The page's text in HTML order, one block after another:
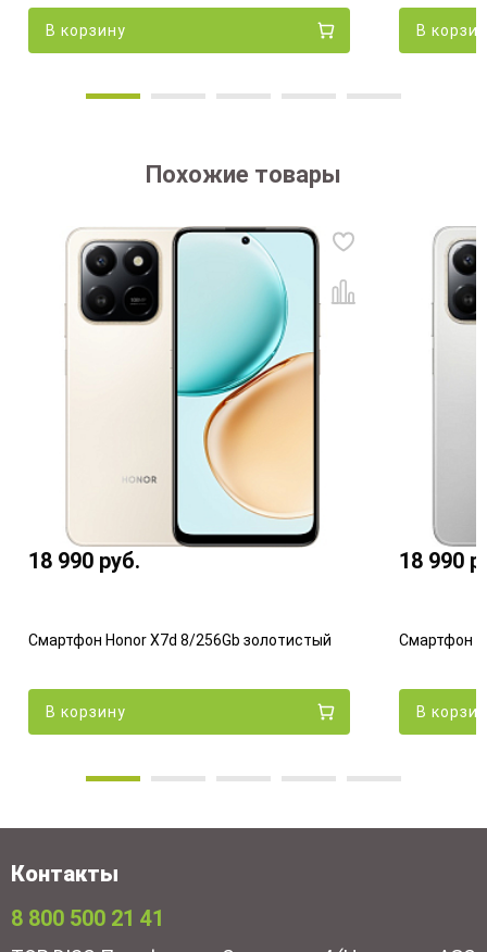
В корзину В
Похожие товары
18 990 руб.
Смартфон Honor X7d 8/256Gb золотистый
В корзину
18 990
Смартфон
В
Контакты
8 800 500 21 41